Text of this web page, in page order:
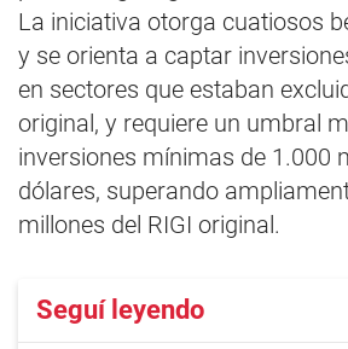
La iniciativa otorga cuatiosos
y se orienta a captar
en sectores que estaban
original, y requiere un umbral
inversiones mínimas de 1.000
dólares, superando
millones del RIGI original.
Seguí leyendo